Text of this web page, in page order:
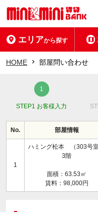
エリアから探す
HOME 部屋問い合わせ
STEP1 お客様入力
No. 部屋情報
1
ハミング松本 （303号室
3階
面積：63.53㎡
賃料：98,000円